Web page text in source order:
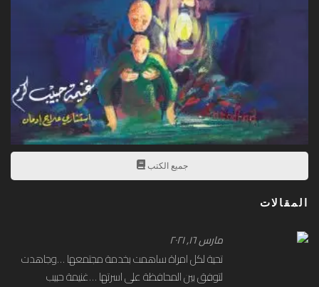
جميع الكتب
المقالات
مارس ۱٦, ۲۰۲۱
تحية لكل امراة ساهمت بخدمة مجتمعها …وجاهدت
لتوفق بين المحافظة على اسرتها …غنيمة حبيب